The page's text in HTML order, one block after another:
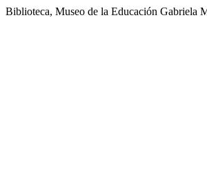
Biblioteca, Museo de la Educación